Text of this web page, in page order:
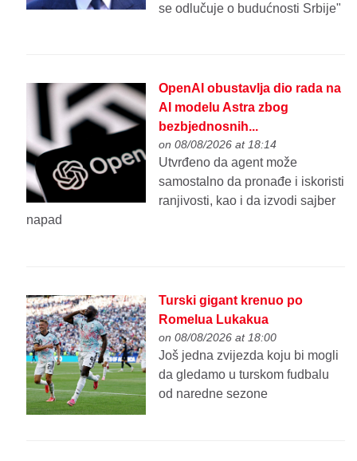
se odlučuje o budućnosti Srbije"
OpenAI obustavlja dio rada na
AI modelu Astra zbog
bezbjednosnih...
on 08/08/2026 at 18:14
Utvrđeno da agent može
samostalno da pronađe i iskoristi
ranjivosti, kao i da izvodi sajber
napad
Turski gigant krenuo po
Romelua Lukakua
on 08/08/2026 at 18:00
Još jedna zvijezda koju bi mogli
da gledamo u turskom fudbalu
od naredne sezone